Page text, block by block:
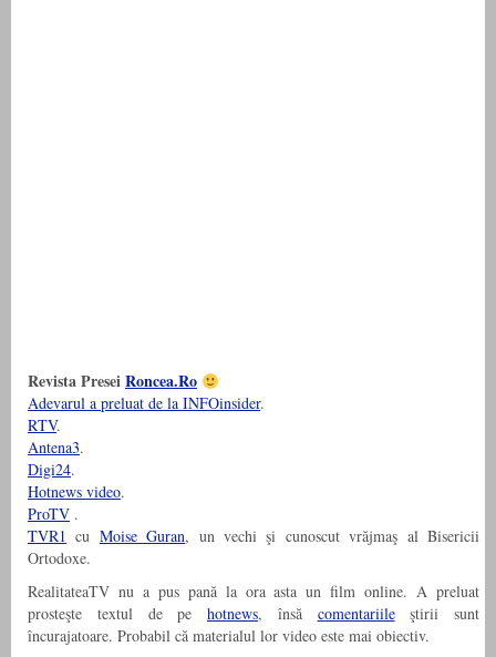
Revista PreseiRoncea.Ro
Adevarul a preluat de la INFOinsider.
RTV.
Antena3.
Digi24.
Hotnews video.
ProTV .
TVR1 cu Moise Guran, un vechi şi cunoscut vrăjmaş al Bisericii
Ortodoxe.
RealitateaTV nu a pus pană la ora asta un film online. A preluat
prosteşte textul de pe hotnews, însă comentariileştirii sunt
încurajatoare. Probabil că materialul lor video este mai obiectiv.